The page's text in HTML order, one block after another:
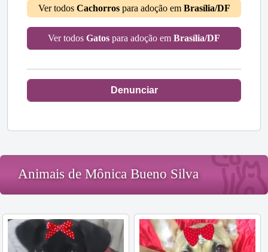
Ver todos Cachorrospara adoção em Brasília/DF
Ver todos Gatos para adoção em Brasília/DF
Denunciar
Animais de Mônica Bueno Silva